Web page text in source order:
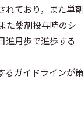
れており，また単剤
た薬剤投与時のシ
進月歩で進歩する
るガイドラインが策
ることは難しく，
ことも現実的では